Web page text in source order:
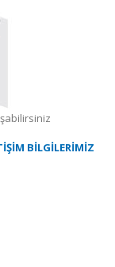
BİLGİLERİMİZ